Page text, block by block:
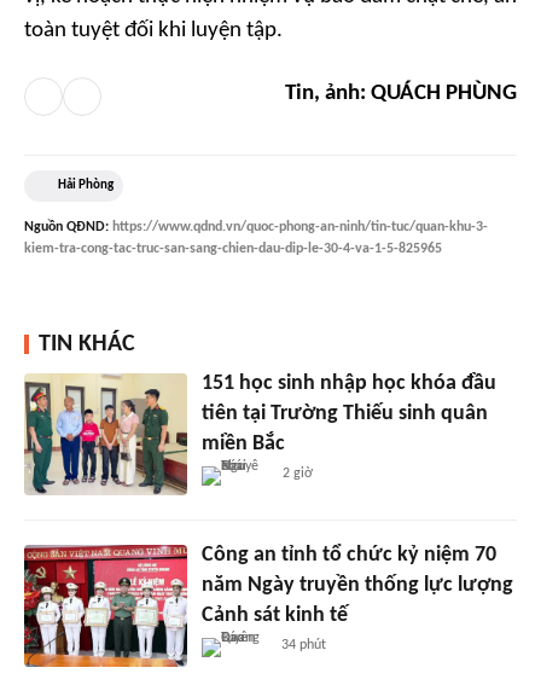
toàn tuyệt đối khi luyện tập.
Tin, ảnh: QUÁCH PHÙNG
Hải Phòng
Nguồn QĐND: https://www.qdnd.vn/quoc-phong-an-ninh/tin-tuc/quan-khu-3-
kiem-tra-cong-tac-truc-san-sang-chien-dau-dip-le-30-4-va-1-5-825965
TIN KHÁC
151 học sinh nhập học khóa đầu
tiên tại Trường Thiếu sinh quân
miền Bắc
2 giờ
Công an tỉnh tổ chức kỷ niệm 70
năm Ngày truyền thống lực lượng
Cảnh sát kinh tế
34 phút